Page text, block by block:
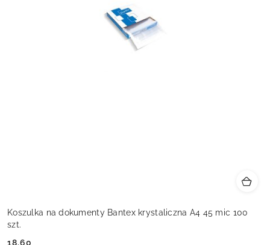
Koszulka na dokumenty Bantex krystaliczna A4 45 mic 100
szt.
18.60